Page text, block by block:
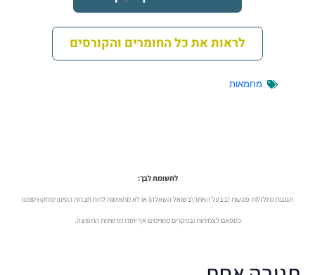
לראות את כל החומרים והקורסים
מחמאות
לתשומת לבך:
תגובות מזלזלות פוגעות (בבעל האתר\בשואל השאלה) או לא מתאימות לרוח חברות הסינון ימחקו ויסומנו
כספאם לצמיתות ובמקרים מסויימים אף יוסרו מרשימת התפוצה.